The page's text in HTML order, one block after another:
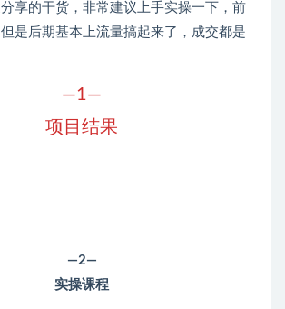
享的干货，非常建议上手实操一下，前
是后期基本上流量搞起来了，成交都是
—1—
项目结果
—2—
实操课程